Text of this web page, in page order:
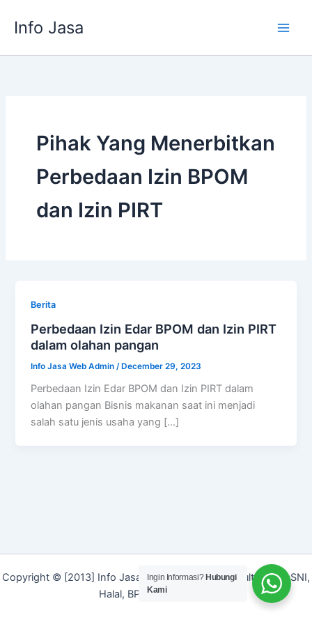
Info Jasa
Pihak Yang Menerbitkan
Perbedaan Izin BPOM
dan Izin PIRT
Berita
Perbedaan Izin Edar BPOM dan Izin PIRT
dalam olahan pangan
Info Jasa Web Admin /December 29, 2023
Perbedaan Izin Edar BPOM dan Izin PIRT dalam
olahan pangan Bisnis makanan saat ini menjadi
salah satu jenis usaha yang […]
Copyright © [2013] Info Jasa | Layanan Jasa Konsultan ISO, SNI,
Halal, BPOM dan Merek]
Ingin Informasi? Hubungi
Kami